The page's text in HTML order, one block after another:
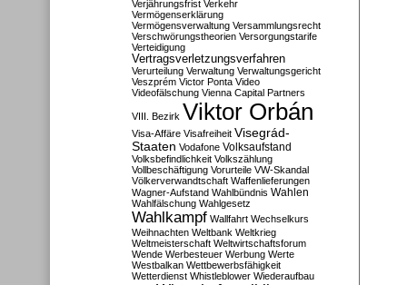
Verjährungsfrist Verkehr
Vermögenserklärung
Vermögensverwaltung Versammlungsrecht
Verschwörungstheorien Versorgungstarife
Verteidigung
Vertragsverletzungsverfahren
Verurteilung Verwaltung Verwaltungsgericht
Veszprém Victor Ponta Video
Videofälschung Vienna Capital Partners
VIII. Bezirk Viktor Orbán
Visa-Affäre Visafreiheit Visegrád-
Staaten Vodafone Volksaufstand
Volksbefindlichkeit Volkszählung
Vollbeschäftigung Vorurteile VW-Skandal
Völkerverwandtschaft Waffenlieferungen
Wagner-Aufstand Wahlbündnis Wahlen
Wahlfälschung Wahlgesetz
Wahlkampf Wallfahrt Wechselkurs
Weihnachten Weltbank Weltkrieg
Weltmeisterschaft Weltwirtschaftsforum
Wende Werbesteuer Werbung Werte
Westbalkan Wettbewerbsfähigkeit
Wetterdienst Whistleblower Wiederaufbau